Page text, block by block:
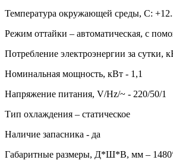
Температура окружающей среды, С:
Режим оттайки – автоматическая, с
Потребление электроэнергии за сутки,
Номинальная мощность, кВт - 1,1
Напряжение питания, V/Hz/~ - 220/50/1
Тип охлаждения – статическое
Наличие запасника - да
Габаритные размеры, Д*Ш*В, мм –